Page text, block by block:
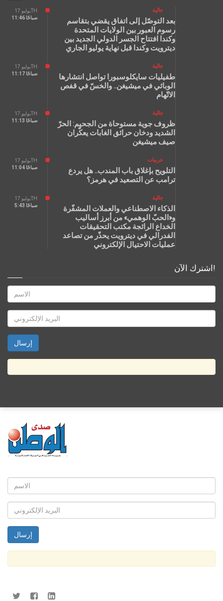
يوليو 17TH
11:46 صباحًا
جالية
بعد التوصّل إلى اتفاق يقضي بتقاسم
رسوم العبور بين الولايات المتحدة
وكندا افتتاح الجسر الدولي الجديد بين
ديترويت وكندا قبل نهاية يوليو الجاري
يوليو 17TH
11:17 صباحًا
جالية
طفيليات سايكلوسبورا تواصل انتشارها
الوبائي في ميشيغن.. والخسّ في قفص
الاتّهام
يوليو 17TH
11:13 صباحًا
جالية
ظروف جوية مستوحاة من الجحيم: الحرّ
الشديد ودخان حرائق الغابات يعكّران
صيف ميشيغن
يوليو 17TH
11:04 صباحًا
عربيات
التلويح بإغلاق باب المندب.. هل يردع
ترامب عن التصعيد في هرمز؟
يوليو 17TH
5:43 صباحًا
جالية
الذكاء الاصطناعي والعملات المشفّرة
و«الحبّ الوهمي» من أبرز أساليب
الخداع الرائجة مكتب التحقيقات
الفدرالي في ديترويت يحذّر من تصاعد
عمليات الاحتيال الإلكتروني
اشترك الآن!